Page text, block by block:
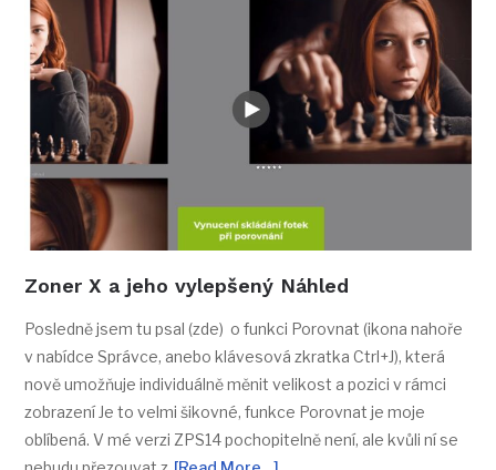
Zoner X a jeho vylepšený Náhled
Posledně jsem tu psal (zde) o funkci Porovnat (ikona nahoře
v nabídce Správce, anebo klávesová zkratka Ctrl+J), která
nově umožňuje individuálně měnit velikost a pozici v rámci
zobrazení Je to velmi šikovné, funkce Porovnat je moje
oblíbená. V mé verzi ZPS14 pochopitelně není, ale kvůli ní se